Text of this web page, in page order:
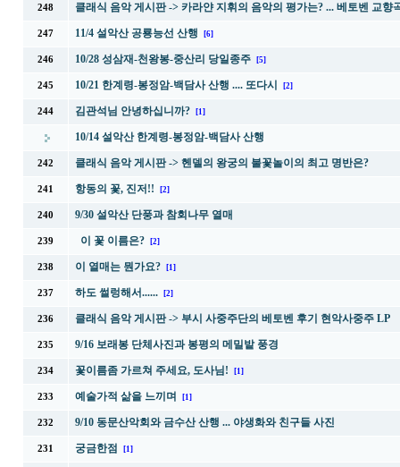
248 클래식 음악 게시판 ->카라얀 지휘의 음악의 평가는? ... 베토벤 교향
247 11/4 설악산 공룡능선 산행 [6]
246 10/28 성삼재-천왕봉-중산리 당일종주 [5]
245 10/21 한계령-봉정암-백담사 산행 .... 또다시 [2]
244 김관석님 안녕하십니까? [1]
10/14 설악산 한계령-봉정암-백담사 산행
242 클래식 음악 게시판 ->헨델의 왕궁의 불꽃놀이의 최고 명반은?
241 항동의 꽃, 진저!! [2]
240 9/30 설악산 단풍과 참회나무 열매
239 이 꽃 이름은? [2]
238 이 열매는 뭔가요? [1]
237 하도 썰렁해서...... [2]
236 클래식 음악 게시판 ->부시 사중주단의 베토벤 후기 현악사중주 LP
235 9/16 보래봉 단체사진과 봉평의 메밀밭 풍경
234 꽃이름좀 가르쳐 주세요, 도사님! [1]
233 예술가적 삶을 느끼며 [1]
232 9/10 동문산악회와 금수산 산행 ... 야생화와 친구들 사진
231 궁금한점 [1]